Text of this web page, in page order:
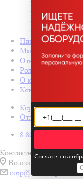
Условия
Условия
Гарантия на
Пивные колонны
Магазин
Открытие бара с
Ролл-бары
О компании
Контакты
Корзина0
Отложенные
8 800 600 20 82
Контактная информация
Волгоград
corp@boelshop.ru
Согласен на